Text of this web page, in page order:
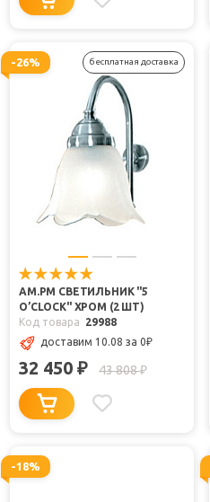
-26% бесплатная доставка
AM.PM СВЕТИЛЬНИК "5
O’CLOCK" ХРОМ (2 ШТ)
Код товара
29988
доставим 10.08 за 0₽
32 450 ₽ 43 808₽
-18%